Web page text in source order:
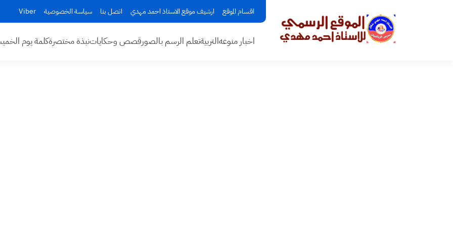
اقسام الموقع ارشيف موقع الاستاذ احمد مهدي اتصل بنا سياسة الخصوصية Viber
اخبار منوعهالتربيةتعلم الرسم بالصورقصص وحكاياتنبذة مختصرةكلمة يوم